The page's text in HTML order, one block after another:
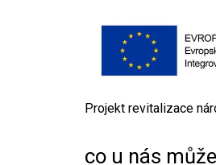
Projekt revitalizace
co u nás